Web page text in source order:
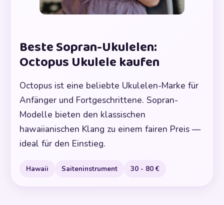
Beste Sopran-Ukulelen:
Octopus Ukulele kaufen
Octopus ist eine beliebte Ukulelen-Marke für
Anfänger und Fortgeschrittene. Sopran-
Modelle bieten den klassischen
hawaiianischen Klang zu einem fairen Preis —
ideal für den Einstieg.
Hawaii Saiteninstrument 30 - 80 €